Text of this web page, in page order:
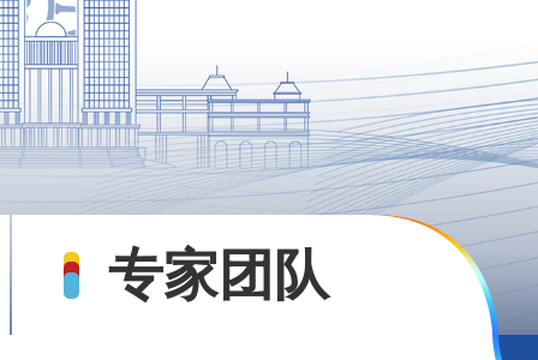
专家团队